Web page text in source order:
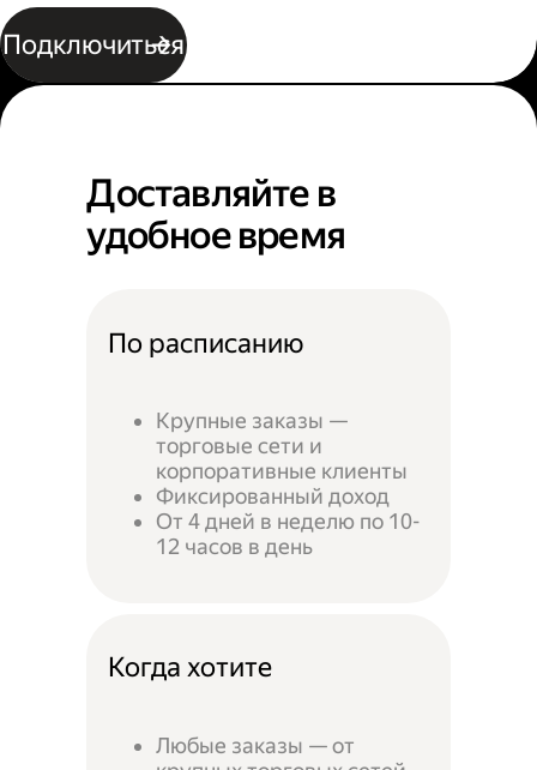
Подключиться
Доставляйте в
удобное время
По расписанию
Крупные заказы —
торговые сети и
корпоративные клиенты
Фиксированный доход
От 4 дней в неделю по 10-
12 часов в день
Когда хотите
Любые заказы — от